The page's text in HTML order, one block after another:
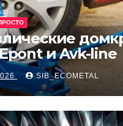
и Avk-line
SIB_ECOMETAL